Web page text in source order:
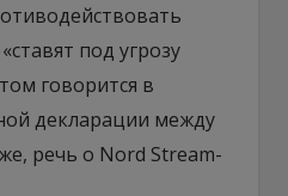
под угрозу
говорится в
декларации между
речь о Nord Stream-